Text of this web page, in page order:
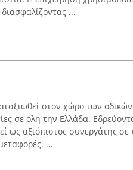
...
στον χώρο των
σε όλη την Ελλάδα.
ως αξιόπιστος συνεργάτης σε
...